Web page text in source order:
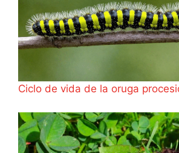
Ciclo de vida de la oruga